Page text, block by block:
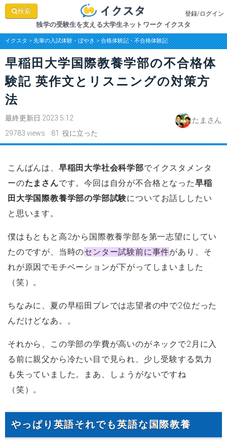
検索 登録/ログイン
独学の受験生を支える大学生ネットワーク イクスタ
イクスタ>先輩の入試体験・ぼやき>合格体験記・不合格体験記
早稲田大学国際教養学部の不合格体
験記 英作文とリスニングの対策方
法
最終更新日 2023.5.12
たまさん
29783 views 81 役に立った
こんばんは、 早稲田大学社会科学部でイクスタメンタ
ーのたまさんです。今回は自分が不合格となった早稲
田大学国際教養学部の学部試験についてお話ししたい
と思います。
僕はもともと高2から国際教養学部を第一志望にしてい
たのですが、当時のセンター試験前に事件があり、そ
れが原因でモチベーションが下がってしまいました
（笑）。
ちなみに、夏の早稲田プレでは志望者の中で2位だった
んだけどなあ。。
それから、この学部の学費が高いのがネックで2月に入
る前に親父から冷たい目で見られ、少し受験する気力
も失っていました。まあ、しょうがないですね
（笑）。
やっぱり英語それでも英語な国際教養